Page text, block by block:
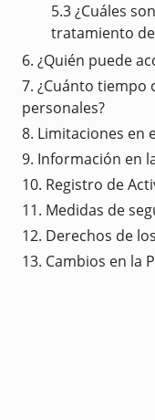
5.3 ¿Cuáles
tratamiento
6. ¿Quién puede
7. ¿Cuánto tiempo
personales?
8. Limitaciones en
9. Información en
10. Registro de
11. Medidas de
12. Derechos de
13. Cambios en la